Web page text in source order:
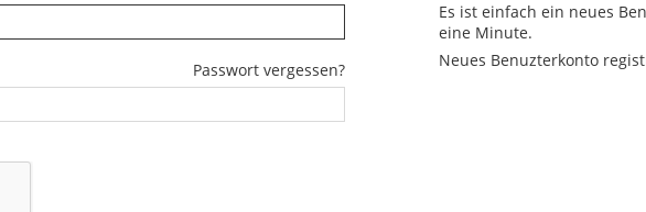
Passwort vergessen?
Es ist einfach ein neues
eine Minute.
Neues Benuzterkonto